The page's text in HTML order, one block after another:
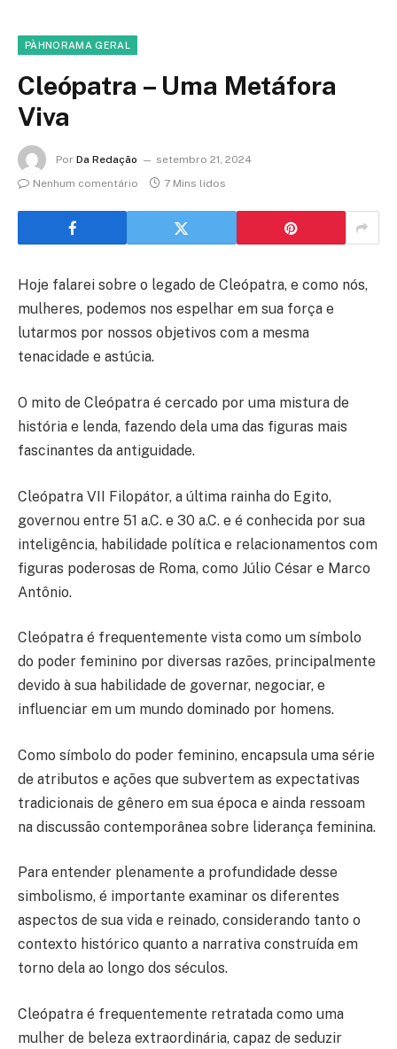
PÀHNORAMA GERAL
Cleópatra – Uma Metáfora
Viva
Por Da Redação
setembro 21, 2024
Nenhum comentário
7 Mins lidos
Hoje falarei sobre o legado de Cleópatra, e como nós,
mulheres, podemos nos espelhar em sua força e
lutarmos por nossos objetivos com a mesma
tenacidade e astúcia.
O mito de Cleópatra é cercado por uma mistura de
história e lenda, fazendo dela uma das figuras mais
fascinantes da antiguidade.
Cleópatra VII Filopátor, a última rainha do Egito,
governou entre 51 a.C. e 30 a.C. e é conhecida por sua
inteligência, habilidade política e relacionamentos com
figuras poderosas de Roma, como Júlio César e Marco
Antônio.
Cleópatra é frequentemente vista como um símbolo
do poder feminino por diversas razões, principalmente
devido à sua habilidade de governar, negociar, e
influenciar em um mundo dominado por homens.
Como símbolo do poder feminino, encapsula uma série
de atributos e ações que subvertem as expectativas
tradicionais de gênero em sua época e ainda ressoam
na discussão contemporânea sobre liderança feminina.
Para entender plenamente a profundidade desse
simbolismo, é importante examinar os diferentes
aspectos de sua vida e reinado, considerando tanto o
contexto histórico quanto a narrativa construída em
torno dela ao longo dos séculos.
Cleópatra é frequentemente retratada como uma
mulher de beleza extraordinária, capaz de seduzir